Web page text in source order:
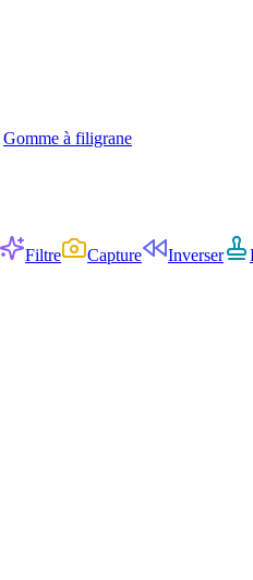
Gomme à filigrane
Filtre Capture Inverser